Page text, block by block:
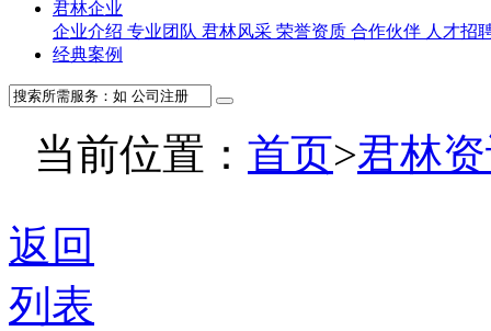
君林企业
企业介绍 专业团队 君林风采 荣誉资质 合作伙伴 人才招
经典案例
当前位置： 首页>君林
返回
列表